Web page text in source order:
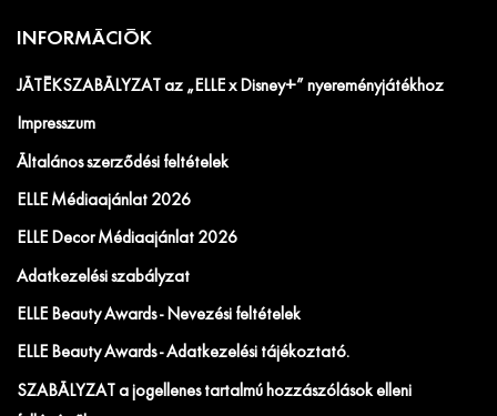
INFORMÁCIÓK
JÁTÉKSZABÁLYZAT az „ELLE x Disney+” nyereményjátékhoz
Impresszum
Általános szerződési feltételek
ELLE Médiaajánlat 2026
ELLE Decor Médiaajánlat 2026
Adatkezelési szabályzat
ELLE Beauty Awards - Nevezési feltételek
ELLE Beauty Awards - Adatkezelési tájékoztató.
SZABÁLYZAT a jogellenes tartalmú hozzászólások elleni